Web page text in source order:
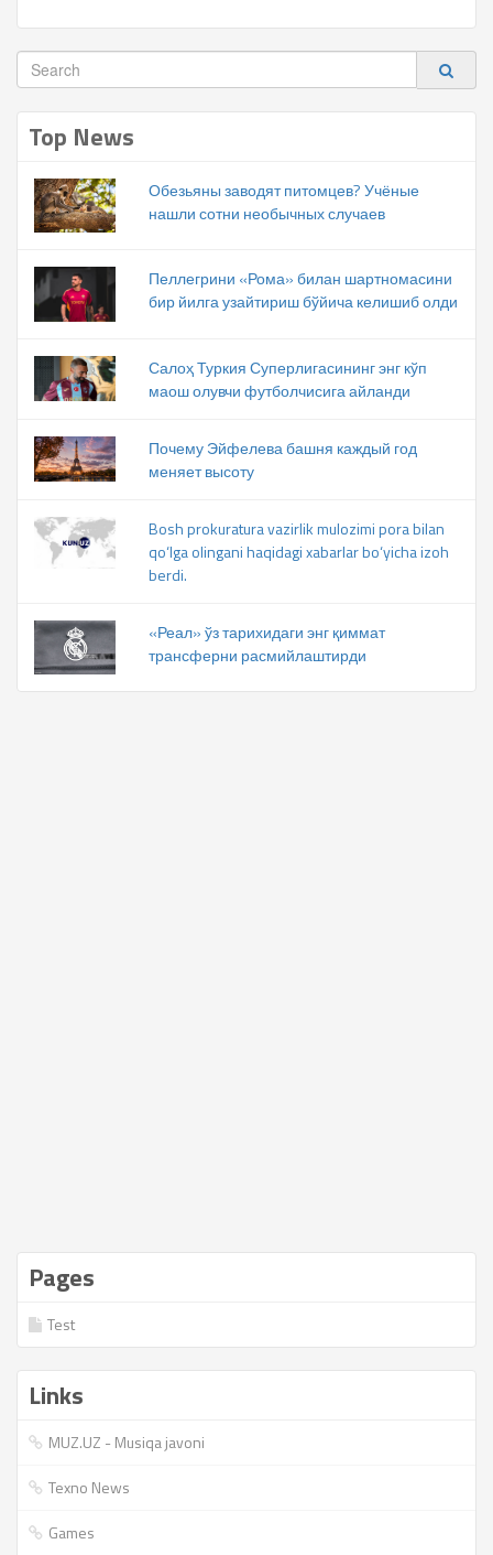
Top News
Обезьяны заводят питомцев? Учёные
нашли сотни необычных случаев
Пеллегрини «Рома» билан шартномасини
бир йилга узайтириш бўйича келишиб олди
Салоҳ Туркия Суперлигасининг энг кўп
маош олувчи футболчисига айланди
Почему Эйфелева башня каждый год
меняет высоту
Bosh prokuratura vazirlik mulozimi pora bilan
qo‘lga olingani haqidagi xabarlar bo‘yicha izoh
berdi.
«Реал» ўз тарихидаги энг қиммат
трансферни расмийлаштирди
Pages
Test
Links
MUZ.UZ - Musiqa javoni
Texno News
Games